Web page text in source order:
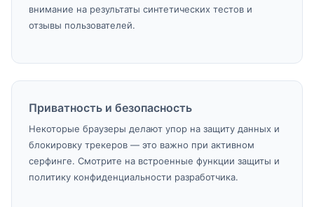
внимание на результаты синтетических тестов и
отзывы пользователей.
Приватность и безопасность
Некоторые браузеры делают упор на защиту данных и
блокировку трекеров — это важно при активном
серфинге. Смотрите на встроенные функции защиты и
политику конфиденциальности разработчика.